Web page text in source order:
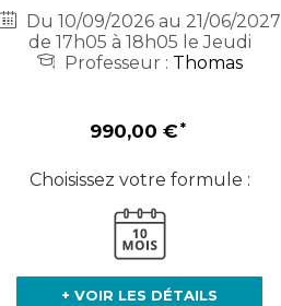
Du 10/09/2026 au 21/06/2027
de 17h05 à 18h05 le Jeudi
Professeur : Thomas
990,00 €
Choisissez votre formule :
+ VOIR LES DÉTAILS